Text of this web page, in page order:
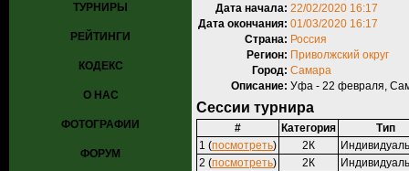
ТУРНИРЫ
РЕЙТИНГИ
КОДЕКС
О НАС
ФОТОГРАФИИ
ФОРУМ
Дата начала: 22/02/2020 16:17
Дата окончания: 01/03/2020 16:17
Страна: Россия
Регион: Приволжский округ
Город: Самара
Описание: Уфа - 22 февраля,
Сессии турнира
# Категория
Тип
1 (посмотреть) 2К
2 (посмотреть) 2К